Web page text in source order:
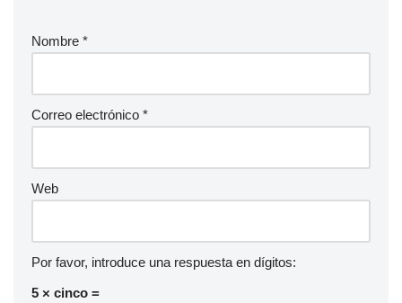
Nombre *
Correo electrónico *
Web
Por favor, introduce una respuesta en dígitos:
5 × cinco =